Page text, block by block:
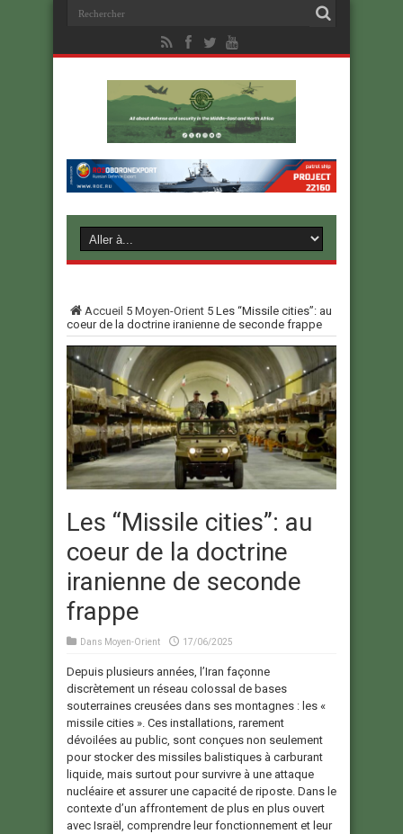
Accueil 5 Moyen-Orient 5 Les “Missile cities”: au
coeur de la doctrine iranienne de seconde frappe
Les “Missile cities”: au
coeur de la doctrine
iranienne de seconde
frappe
Dans Moyen-Orient 17/06/2025
Depuis plusieurs années, l’Iran façonne
discrètement un réseau colossal de bases
souterraines creusées dans ses montagnes : les «
missile cities ». Ces installations, rarement
dévoilées au public, sont conçues non seulement
pour stocker des missiles balistiques à carburant
liquide, mais surtout pour survivre à une attaque
nucléaire et assurer une capacité de riposte. Dans le
contexte d’un affrontement de plus en plus ouvert
avec Israël, comprendre leur fonctionnement et leur